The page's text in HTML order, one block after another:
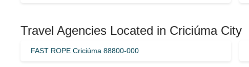
Travel Agencies Located in Criciúma City
FAST ROPE Criciúma 88800-000